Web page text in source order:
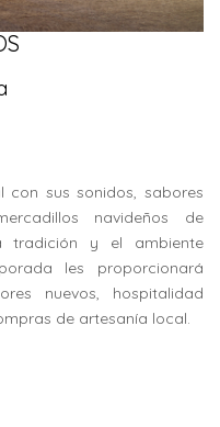
con sus sonidos, sabores
navideños de
tradición y el ambiente
les proporcionará
nuevos, hospitalidad
de artesanía local.